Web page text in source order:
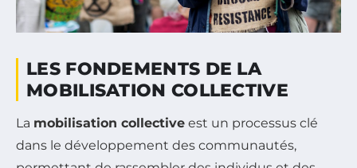
LES FONDEMENTS DE LA
MOBILISATION COLLECTIVE
La mobilisation collective est un processus clé
dans le développement des communautés,